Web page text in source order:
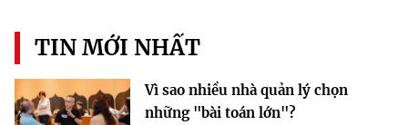
TIN MỚI NHẤT
Vì sao nhiều nhà quản lý chọn
những "bài toán lớn"?